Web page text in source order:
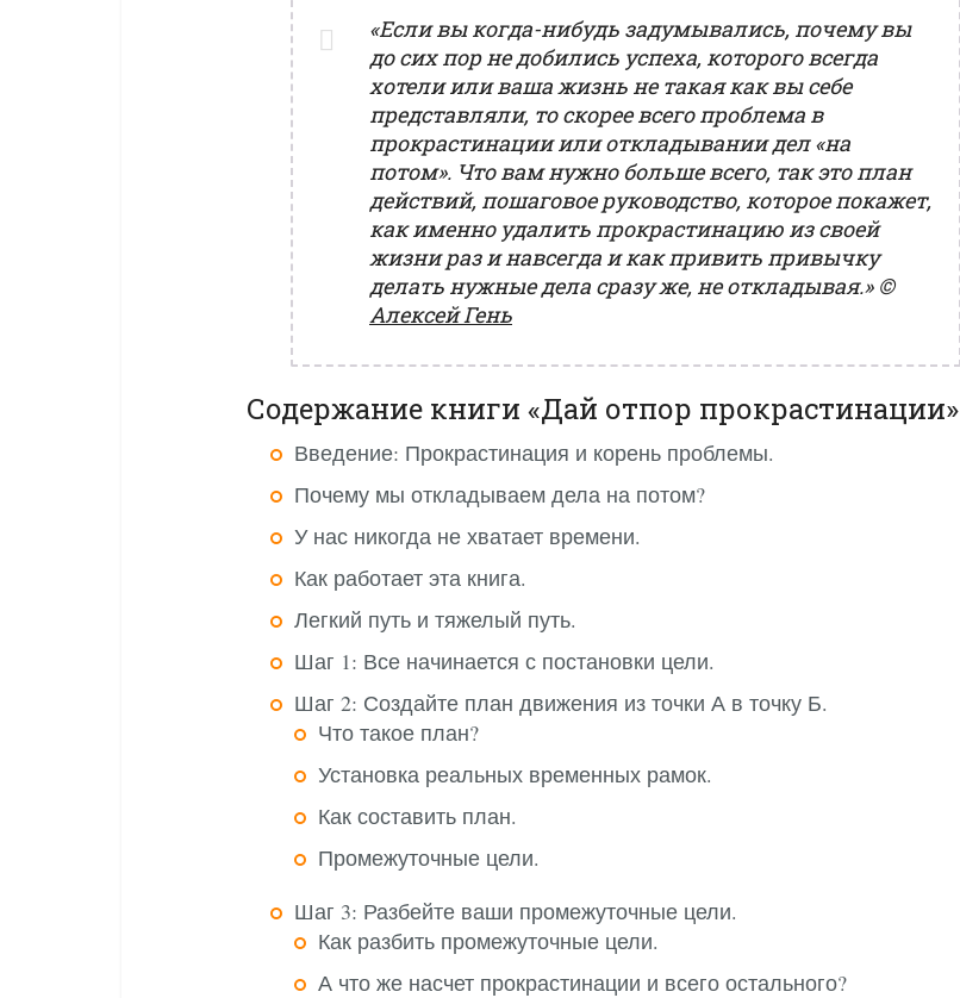
«Если вы когда-нибудь задумывались, почему вы
до сих пор не добились успеха, которого всегда
хотели или ваша жизнь не такая как вы себе
представляли, то скорее всего проблема в
прокрастинации или откладывании дел «на
потом». Что вам нужно больше всего, так это план
действий, пошаговое руководство, которое покажет,
как именно удалить прокрастинацию из своей
жизни раз и навсегда и как привить привычку
делать нужные дела сразу же, не откладывая.»©
Алексей Гень
Содержание книги «Дай отпор прокрастинации»
Введение: Прокрастинация и корень проблемы.
Почему мы откладываем дела на потом?
У нас никогда не хватает времени.
Как работает эта книга.
Легкий путь и тяжелый путь.
Шаг 1: Все начинается с постановки цели.
Шаг 2: Создайте план движения из точки А в точку Б.
Что такое план?
Установка реальных временных рамок.
Как составить план.
Промежуточные цели.
Шаг 3: Разбейте ваши промежуточные цели.
Как разбить промежуточные цели.
А что же насчет прокрастинации и всего остального?